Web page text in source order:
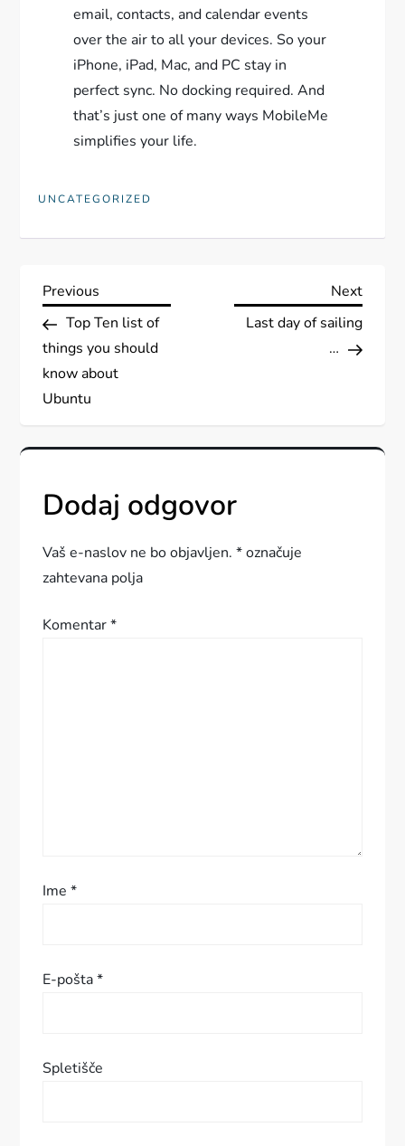
email, contacts, and calendar events
over the air to all your devices. So your
iPhone, iPad, Mac, and PC stay in
perfect sync. No docking required. And
that’s just one of many ways MobileMe
simplifies your life.
UNCATEGORIZED
N
a
v
a
c
i
j
p
v
a
Previous
Post
Previous
Top Ten list of
things you should
know about
Ubuntu
Next
Post
Next
Last day of sailing
…
Dodaj odgovor
Vaš e-naslov ne bo objavljen. *označuje
zahtevana polja
Komentar*
Ime*
E-pošta*
Spletišče